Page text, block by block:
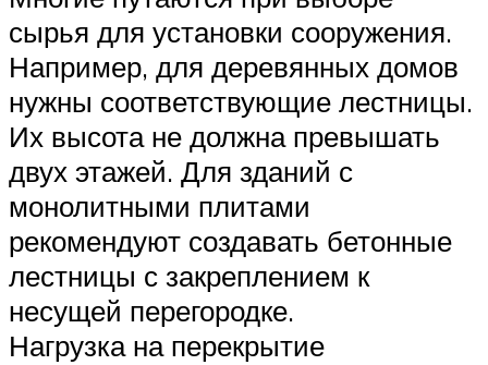
сырья для установки сооружения.
Например, для деревянных домов
нужны соответствующие лестницы.
Их высота не должна превышать
двух этажей. Для зданий с
монолитными плитами
рекомендуют создавать бетонные
лестницы с закреплением к
несущей перегородке.
Нагрузка на перекрытие